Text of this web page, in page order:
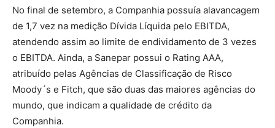
No final de setembro, a Companhia possuía alavancagem
de 1,7 vez na medição Dívida Líquida pelo EBITDA,
atendendo assim ao limite de endividamento de 3 vezes
o EBITDA. Ainda, a Sanepar possui o Rating AAA,
atribuído pelas Agências de Classificação de Risco
Moody´s e Fitch, que são duas das maiores agências do
mundo, que indicam a qualidade de crédito da
Companhia.